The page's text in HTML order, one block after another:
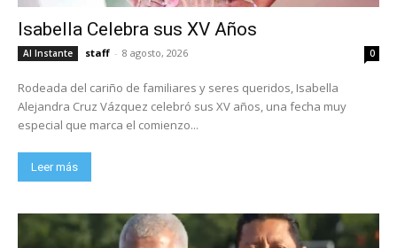
Isabella Celebra sus XV Años
Al Instante staff - 8 agosto, 2026 0
Rodeada del cariño de familiares y seres queridos, Isabella
Alejandra Cruz Vázquez celebró sus XV años, una fecha muy
especial que marca el comienzo...
Leer más